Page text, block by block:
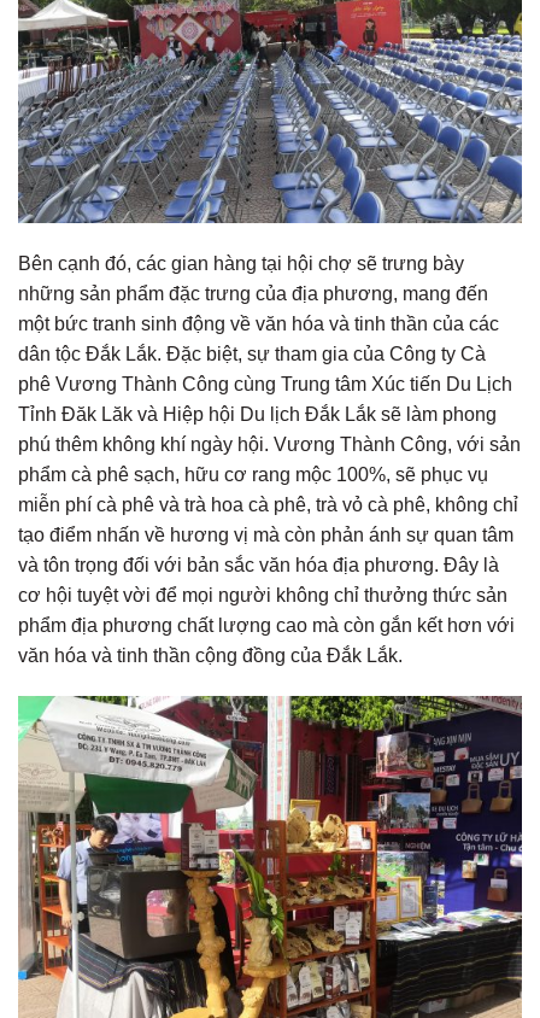
Bên cạnh đó, các gian hàng tại hội chợ sẽ trưng bày
những sản phẩm đặc trưng của địa phương, mang đến
một bức tranh sinh động về văn hóa và tinh thần của các
dân tộc Đắk Lắk. Đặc biệt, sự tham gia của Công ty Cà
phê Vương Thành Công cùng Trung tâm Xúc tiến Du Lịch
Tỉnh Đăk Lăk và Hiệp hội Du lịch Đắk Lắk sẽ làm phong
phú thêm không khí ngày hội. Vương Thành Công, với sản
phẩm cà phê sạch, hữu cơ rang mộc 100%, sẽ phục vụ
miễn phí cà phê và trà hoa cà phê, trà vỏ cà phê, không chỉ
tạo điểm nhấn về hương vị mà còn phản ánh sự quan tâm
và tôn trọng đối với bản sắc văn hóa địa phương. Đây là
cơ hội tuyệt vời để mọi người không chỉ thưởng thức sản
phẩm địa phương chất lượng cao mà còn gắn kết hơn với
văn hóa và tinh thần cộng đồng của Đắk Lắk.